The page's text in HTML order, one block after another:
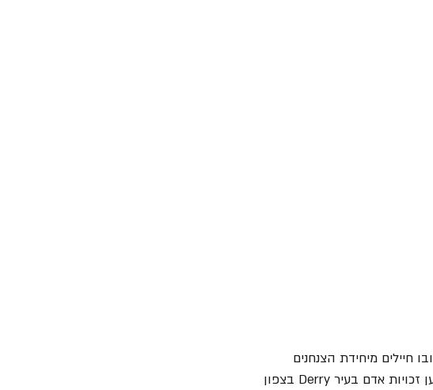
המדובר בשיר מחאה שהושפע מאירוע שהתרחש ביום ראשון, 30 בינואר 1972 ובו חיילים מיחידת הצנחנים
הבריטית ירו והרגו 13 נערים קתוליים אירים לא חמושים שהשתתפו במצעד למען זכויות אדם בעיר Derry בצפון